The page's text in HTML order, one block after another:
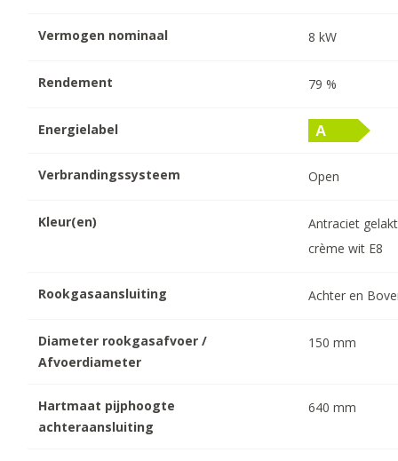
Vermogen nominaal 8 kW
Rendement 79 %
Energielabel
Verbrandingssysteem Open
Kleur(en)
Antraciet
crème wit E8
Rookgasaansluiting Achter en
Diameter rookgasafvoer /
Afvoerdiameter
150 mm
Hartmaat pijphoogte
achteraansluiting
640 mm